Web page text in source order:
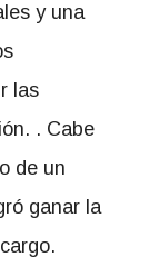
y una
las
. Cabe
de un
ganar la